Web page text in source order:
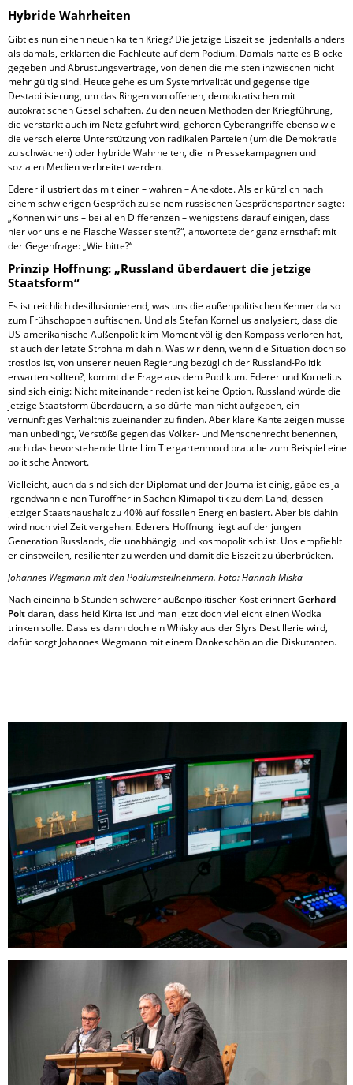
Hybride Wahrheiten
Gibt es nun einen neuen kalten Krieg? Die jetzige Eiszeit sei jedenfalls anders
als damals, erklärten die Fachleute auf dem Podium. Damals hätte es Blöcke
gegeben und Abrüstungsverträge, von denen die meisten inzwischen nicht
mehr gültig sind. Heute gehe es um Systemrivalität und gegenseitige
Destabilisierung, um das Ringen von offenen, demokratischen mit
autokratischen Gesellschaften. Zu den neuen Methoden der Kriegführung,
die verstärkt auch im Netz geführt wird, gehören Cyberangriffe ebenso wie
die verschleierte Unterstützung von radikalen Parteien (um die Demokratie
zu schwächen) oder hybride Wahrheiten, die in Pressekampagnen und
sozialen Medien verbreitet werden.
Ederer illustriert das mit einer – wahren – Anekdote. Als er kürzlich nach
einem schwierigen Gespräch zu seinem russischen Gesprächspartner sagte:
„Können wir uns – bei allen Differenzen – wenigstens darauf einigen, dass
hier vor uns eine Flasche Wasser steht?“, antwortete der ganz ernsthaft mit
der Gegenfrage: „Wie bitte?“
Prinzip Hoffnung: „Russland überdauert die jetzige
Staatsform“
Es ist reichlich desillusionierend, was uns die außenpolitischen Kenner da so
zum Frühschoppen auftischen. Und als Stefan Kornelius analysiert, dass die
US-amerikanische Außenpolitik im Moment völlig den Kompass verloren hat,
ist auch der letzte Strohhalm dahin. Was wir denn, wenn die Situation doch so
trostlos ist, von unserer neuen Regierung bezüglich der Russland-Politik
erwarten sollten?, kommt die Frage aus dem Publikum. Ederer und Kornelius
sind sich einig: Nicht miteinander reden ist keine Option. Russland würde die
jetzige Staatsform überdauern, also dürfe man nicht aufgeben, ein
vernünftiges Verhältnis zueinander zu finden. Aber klare Kante zeigen müsse
man unbedingt, Verstöße gegen das Völker- und Menschenrecht benennen,
auch das bevorstehende Urteil im Tiergartenmord brauche zum Beispiel eine
politische Antwort.
Vielleicht, auch da sind sich der Diplomat und der Journalist einig, gäbe es ja
irgendwann einen Türöffner in Sachen Klimapolitik zu dem Land, dessen
jetziger Staatshaushalt zu 40% auf fossilen Energien basiert. Aber bis dahin
wird noch viel Zeit vergehen. Ederers Hoffnung liegt auf der jungen
Generation Russlands, die unabhängig und kosmopolitisch ist. Uns empfiehlt
er einstweilen, resilienter zu werden und damit die Eiszeit zu überbrücken.
Johannes Wegmann mit den Podiumsteilnehmern. Foto: Hannah Miska
Nach eineinhalb Stunden schwerer außenpolitischer Kost erinnertGerhard
Poltdaran, dass heid Kirta ist und man jetzt doch vielleicht einen Wodka
trinken solle. Dass es dann doch ein Whisky aus der Slyrs Destillerie wird,
dafür sorgt Johannes Wegmann mit einem Dankeschön an die Diskutanten.